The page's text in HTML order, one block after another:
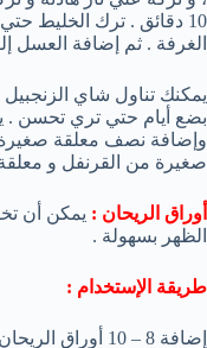
10 دقائق . ترك الخليط
الغرفة . ثم إضافة العسل
يمكنك تناول شاي
بضع أيام حتي تري تحسن
وإضافة نصف معلقة
صغيرة من القرنفل و
أوراق الريحان : يمكن أن
الظهر بسهولة .
طريقة الإستخدام :
إضافة 8 – 10